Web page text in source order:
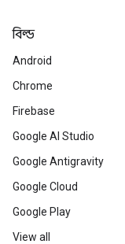
বিল্ড
Android
Chrome
Firebase
Google AI Studio
Google Antigravity
Google Cloud
Google Play
View all